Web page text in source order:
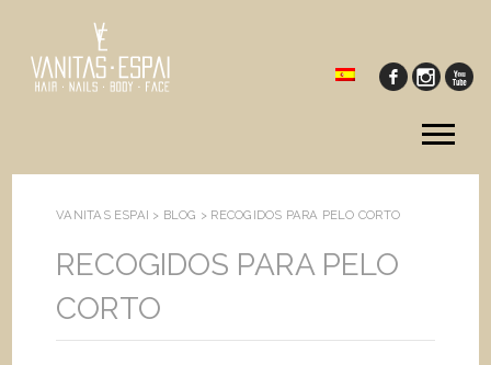
VANITAS ESPAI > BLOG > RECOGIDOS PARA PELO CORTO
RECOGIDOS PARA PELO
CORTO